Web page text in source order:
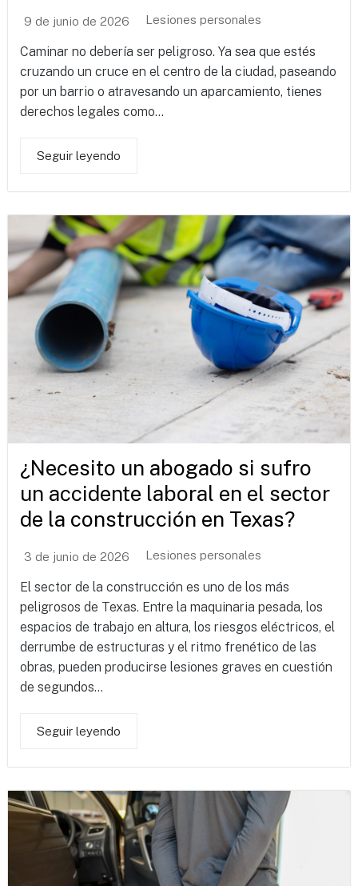
9 de junio de 2026 Lesiones personales
Caminar no debería ser peligroso. Ya sea que estés
cruzando un cruce en el centro de la ciudad, paseando
por un barrio o atravesando un aparcamiento, tienes
derechos legales como...
Seguir leyendo
¿Necesito un abogado si sufro
un accidente laboral en el sector
de la construcción en Texas?
3 de junio de 2026 Lesiones personales
El sector de la construcción es uno de los más
peligrosos de Texas. Entre la maquinaria pesada, los
espacios de trabajo en altura, los riesgos eléctricos, el
derrumbe de estructuras y el ritmo frenético de las
obras, pueden producirse lesiones graves en cuestión
de segundos...
Seguir leyendo